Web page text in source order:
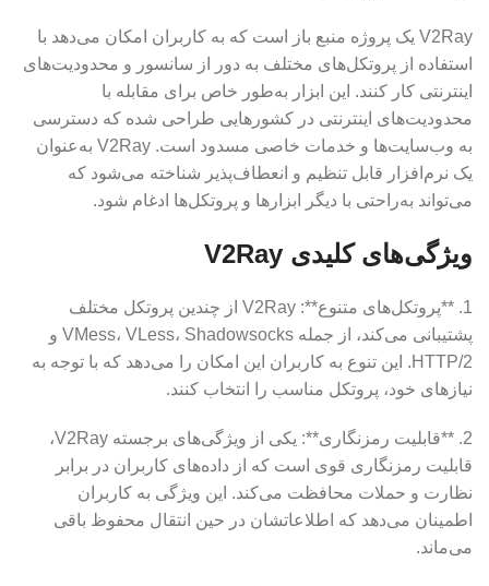
V2Ray یک پروژه منبع باز است که به کاربران امکان می‌دهد با
استفاده از پروتکل‌های مختلف به دور از سانسور و محدودیت‌های
اینترنتی کار کنند. این ابزار به‌طور خاص برای مقابله با
محدودیت‌های اینترنتی در کشورهایی طراحی شده که دسترسی
به وب‌سایت‌ها و خدمات خاصی مسدود است. V2Ray به‌عنوان
یک نرم‌افزار قابل تنظیم و انعطاف‌پذیر شناخته می‌شود که
می‌تواند به‌راحتی با دیگر ابزارها و پروتکل‌ها ادغام شود.
ویژگی‌های کلیدی V2Ray
1. **پروتکل‌های متنوع**: V2Ray از چندین پروتکل مختلف
پشتیبانی می‌کند، از جمله VMess، VLess، Shadowsocks و
HTTP/2. این تنوع به کاربران این امکان را می‌دهد که با توجه به
نیازهای خود، پروتکل مناسب را انتخاب کنند.
2. **قابلیت رمزنگاری**: یکی از ویژگی‌های برجسته V2Ray،
قابلیت رمزنگاری قوی است که از داده‌های کاربران در برابر
نظارت و حملات محافظت می‌کند. این ویژگی به کاربران
اطمینان می‌دهد که اطلاعاتشان در حین انتقال محفوظ باقی
می‌ماند.